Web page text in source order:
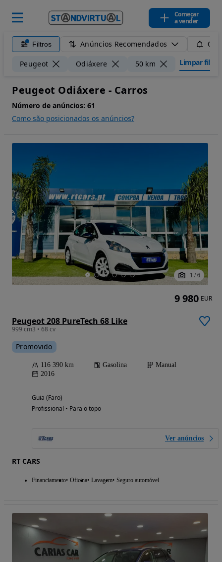
Começar
a vender
Filtros Anúncios Recomendados
Peugeot Odiáxere 50 km Limpar filtros
Peugeot Odiáxere - Carros
Número de anúncios: 61
Como são posicionados os anúncios?
1 / 6
Peugeot 208 PureTech 68 Like
999 cm3 • 68 cv
Promovido
116 390 km Gasolina
Manual
2016
Guia (Faro)
Profissional • Para o topo
Ver anúncios
RT CARS
Financiamento Oficina Lavagem Seguro automóvel
9 980 EUR